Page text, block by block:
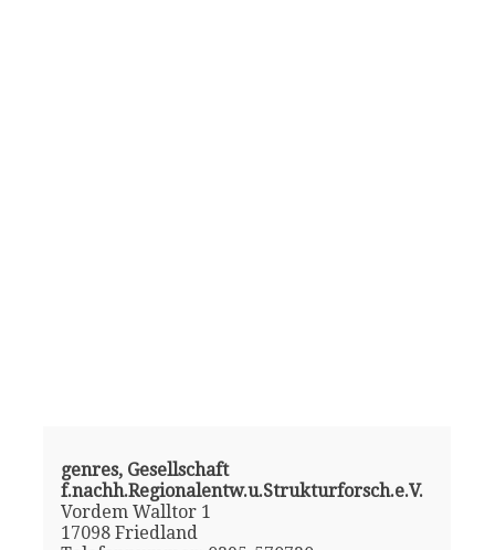
genres, Gesellschaft
f.nachh.Regionalentw.u.Strukturforsch.e.V.
Vordem Walltor 1
17098 Friedland